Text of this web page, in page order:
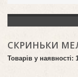
СКРИНЬКИ
Товарів у наявності: